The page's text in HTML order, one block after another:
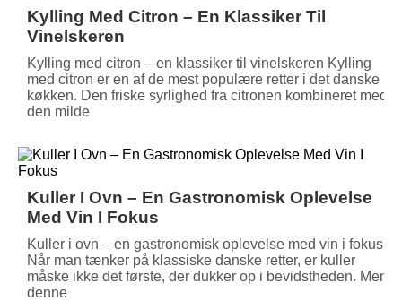
Kylling Med Citron – En Klassiker Til
Vinelskeren
Kylling med citron – en klassiker til vinelskeren Kylling
med citron er en af de mest populære retter i det danske
køkken. Den friske syrlighed fra citronen kombineret med
den milde
Kuller I Ovn – En Gastronomisk Oplevelse
Med Vin I Fokus
Kuller i ovn – en gastronomisk oplevelse med vin i fokus
Når man tænker på klassiske danske retter, er kuller
måske ikke det første, der dukker op i bevidstheden. Men
denne